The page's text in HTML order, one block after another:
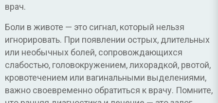
врач.
Боли в животе — это сигнал, который нельзя
игнорировать. При появлении острых, длительных
или необычных болей, сопровождающихся
слабостью, головокружением, лихорадкой, рвотой,
кровотечением или вагинальными выделениями,
важно своевременно обратиться к врачу. Помните,